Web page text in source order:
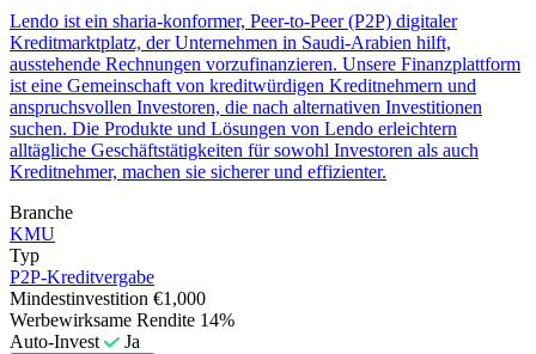
Lendo ist ein sharia-konformer, Peer-to-Peer (P2P) digitaler
Kreditmarktplatz, der Unternehmen in Saudi-Arabien hilft,
ausstehende Rechnungen vorzufinanzieren. Unsere Finanzplattform
ist eine Gemeinschaft von kreditwürdigen Kreditnehmern und
anspruchsvollen Investoren, die nach alternativen Investitionen
suchen. Die Produkte und Lösungen von Lendo erleichtern
alltägliche Geschäftstätigkeiten für sowohl Investoren als auch
Kreditnehmer, machen sie sicherer und effizienter.
Branche
KMU
Typ
P2P-Kreditvergabe
Mindestinvestition €1,000
Werbewirksame Rendite 14%
Auto-Invest
Ja